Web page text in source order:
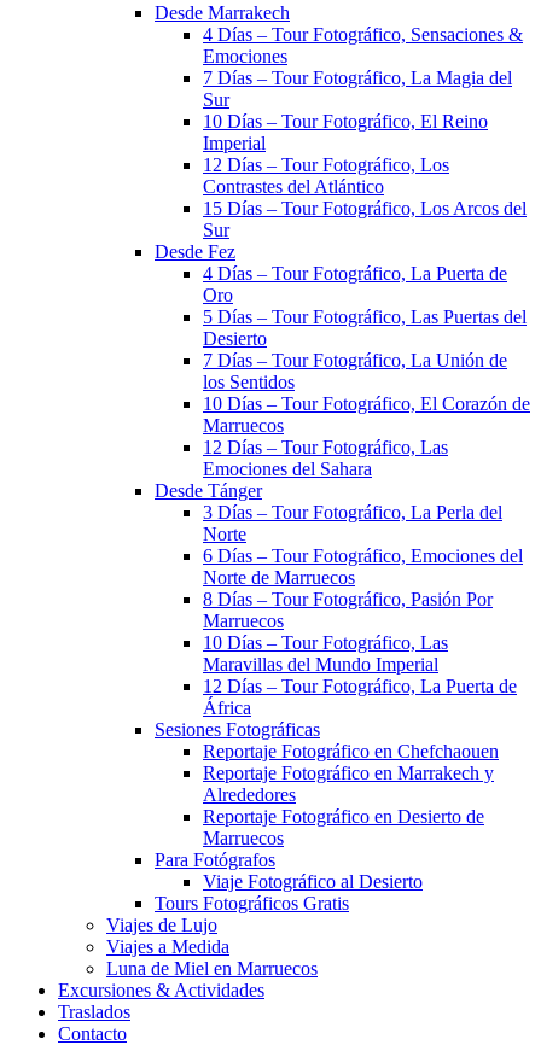
Desde Marrakech
4 Días – Tour Fotográfico, Sensaciones &
Emociones
7 Días – Tour Fotográfico, La Magia del
Sur
10 Días – Tour Fotográfico, El Reino
Imperial
12 Días – Tour Fotográfico, Los
Contrastes del Atlántico
15 Días – Tour Fotográfico, Los Arcos del
Sur
Desde Fez
4 Días – Tour Fotográfico, La Puerta de
Oro
5 Días – Tour Fotográfico, Las Puertas del
Desierto
7 Días – Tour Fotográfico, La Unión de
los Sentidos
10 Días – Tour Fotográfico, El Corazón de
Marruecos
12 Días – Tour Fotográfico, Las
Emociones del Sahara
Desde Tánger
3 Días – Tour Fotográfico, La Perla del
Norte
6 Días – Tour Fotográfico, Emociones del
Norte de Marruecos
8 Días – Tour Fotográfico, Pasión Por
Marruecos
10 Días – Tour Fotográfico, Las
Maravillas del Mundo Imperial
12 Días – Tour Fotográfico, La Puerta de
África
Sesiones Fotográficas
Reportaje Fotográfico en Chefchaouen
Reportaje Fotográfico en Marrakech y
Alrededores
Reportaje Fotográfico en Desierto de
Marruecos
Para Fotógrafos
Viaje Fotográfico al Desierto
Tours Fotográficos Gratis
Viajes de Lujo
Viajes a Medida
Luna de Miel en Marruecos
Excursiones & Actividades
Traslados
Contacto